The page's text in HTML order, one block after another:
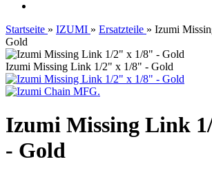
Startseite » IZUMI » Ersatzteile » Izumi
Gold
Izumi Missing Link 1/2" x 1/8" - Gold
Izumi Missing Link
- Gold